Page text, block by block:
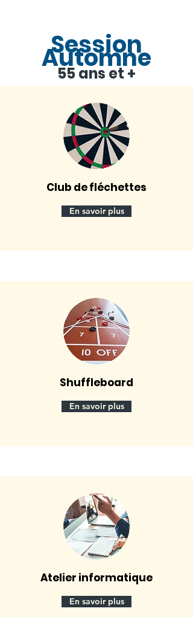
Session
Automne
55 ans et +
Club de fléchettes
En savoir plus
Shuffleboard
En savoir plus
Atelier informatique
En savoir plus